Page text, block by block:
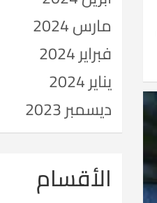
مارس 2024
فبراير 2024
يناير 2024
ديسمبر 2023
الأقسام